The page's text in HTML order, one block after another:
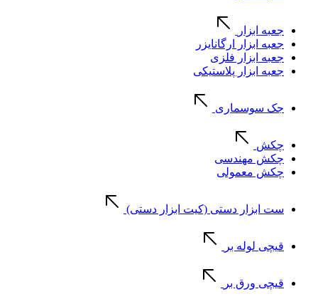
جعبه ابزار
جعبه ابزار ارگانایزر
جعبه ابزار فلزی
جعبه ابزار پلاستیکی
جک سوسماری
چکش
چکش مهندسی
چکش معمولی
ست ابزار دستی (کیت ابزار دستی)
قیچی لوله بر
قیچی ورق بر